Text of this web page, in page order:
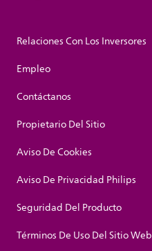
Relaciones Con Los Inversores
Empleo
Contáctanos
Propietario Del Sitio
Aviso De Cookies
Aviso De Privacidad Philips
Seguridad Del Producto
Términos De Uso Del Sitio Web